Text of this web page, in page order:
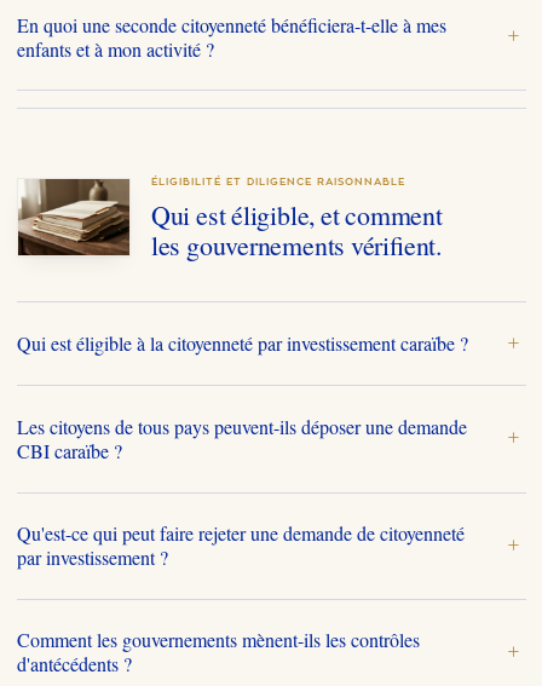
En quoi une seconde citoyenneté bénéficiera-t-elle à mes
enfants et à mon activité ?
+
ÉLIGIBILITÉ ET DILIGENCE RAISONNABLE
Qui est éligible, et comment
les gouvernements vérifient.
Qui est éligible à la citoyenneté par investissement caraïbe ? +
Les citoyens de tous pays peuvent-ils déposer une demande
CBI caraïbe ?
+
Qu'est-ce qui peut faire rejeter une demande de citoyenneté
par investissement ?
+
Comment les gouvernements mènent-ils les contrôles
d'antécédents ?
+